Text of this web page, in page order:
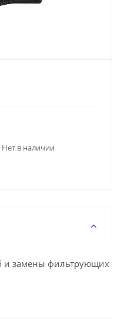
Нет в наличии
и замены фильтрующих